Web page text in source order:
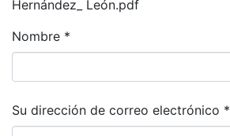
Hernández_ León.pdf
Nombre *
Su dirección de correo electrónico *